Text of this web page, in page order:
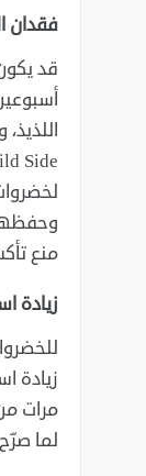
فقدان
قد
منع
‏زيادة
زيادة
‏مرات
لما